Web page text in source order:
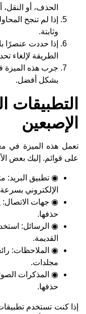
الحذف، أو
إذا لم تنجح
وثابتة.
إذا حددت عنصرًا
الطريقة لإلغاء
جرب هذه الميزة
بشكل أفضل.
الإصبعين
تعمل هذه الميزة في
على قوائم. إليك بعض
◉ تطبيق البريد:
الإلكتروني
◉ جهات الاتصال:
حذفها.
◉ الرسائل:
القديمة.
◉ الملاحظات:
مجلدات.
◉ المذكرات
حذفها.
إذا كنت تستخدم